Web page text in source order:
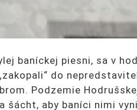
baníckej piesni, sa v
do
Podzemie
aby baníci nimi